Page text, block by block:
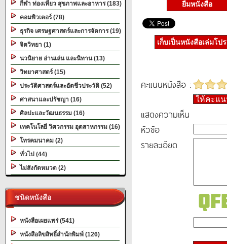
กีฬา ท่องเที่ยว สุขภาพและอาหาร (183)
คอมพิวเตอร์ (78)
ธุรกิจ เศรษฐศาสตร์และการจัดการ (19)
จิตวิทยา (1)
นวนิยาย อ่านเล่น และนิทาน (13)
วิทยาศาสตร์ (15)
ประวัติศาสตร์และอัตชีวประวัติ (52)
ศาสนาและปรัชญา (16)
ศิลปะและวัฒนธรรม (16)
เทคโนโลยี วิศวกรรม อุตสาหกรรม (16)
โทรคมนาคม (2)
ทั่วไป (44)
ไม่สังกัดหมวด (2)
ชนิดหนังสือ
หนังสือเผยแพร่ (541)
หนังสือลิขสิทธิ์สำนักพิมพ์ (126)
ยืมหนังสือ
เก็บเป็นหนังสือเล่มโป
คะแนนหนังสือ :
ให้คะแ
แสดงความเห็น
หัวข้อ
รายละเอียด